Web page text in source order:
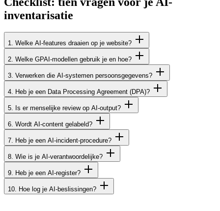
inventarisatie
1. Welke AI-features draaien op je website?
2. Welke GPAI-modellen gebruik je en hoe?
3. Verwerken die AI-systemen persoonsgegevens?
4. Heb je een Data Processing Agreement (DPA)?
5. Is er menselijke review op AI-output?
6. Wordt AI-content gelabeld?
7. Heb je een AI-incident-procedure?
8. Wie is je AI-verantwoordelijke?
9. Heb je een AI-register?
10. Hoe log je AI-beslissingen?